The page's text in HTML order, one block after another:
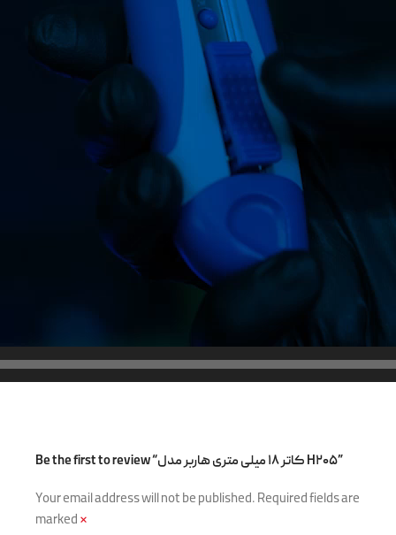
Be the first to review “کاتر ۱۸ میلی متری هاربر مدل H۲۰۵”
Your email address will not be published.Required fields are
marked*